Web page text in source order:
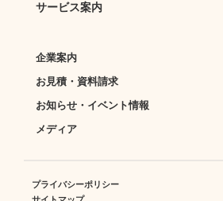
サービス案内
企業案内
お見積・資料請求
お知らせ・イベント情報
メディア
プライバシーポリシー